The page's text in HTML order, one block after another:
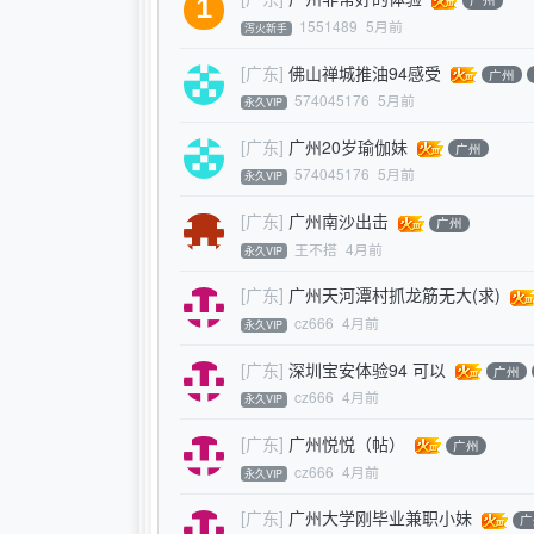
泻火新手 1551489 5月前
[广东] 佛山禅城推油94感受 广州
永久VIP 574045176 5月前
[广东] 广州20岁瑜伽妹 广州
永久VIP 574045176 5月前
[广东] 广州南沙出击 广州
永久VIP 王不搭 4月前
[广东] 广州天河潭村抓龙筋无大(求)
永久VIP cz666 4月前
[广东] 深圳宝安体验94 可以 广州
永久VIP cz666 4月前
[广东] 广州悦悦（帖） 广州
永久VIP cz666 4月前
[广东] 广州大学刚毕业兼职小妹